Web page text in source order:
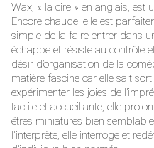
Wax, « la cire » en anglais, est
Encore chaude, elle est
simple de la faire entrer dans
échappe et résiste au contrôle
désir d’organisation de la
matière fascine car elle sait
expérimenter les joies de
tactile et accueillante, elle
êtres miniatures bien
l'interprète, elle interroge et